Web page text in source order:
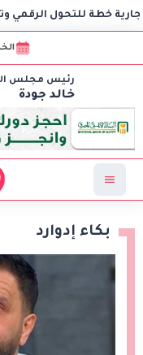
للتحول الرقمي وتطوير
الخميس
رئيس مجلس
خالد جودة
بكاء إدوارد